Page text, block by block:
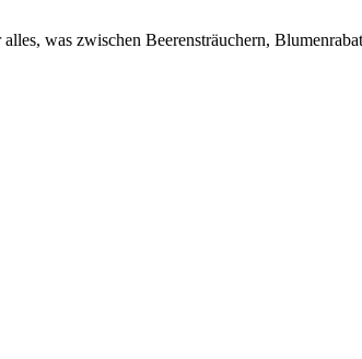
was zwischen Beerensträuchern,